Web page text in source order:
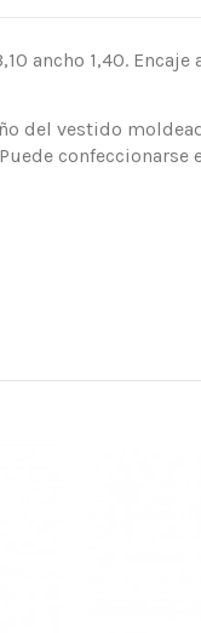
ancho 1,40.
del vestido
confeccionarse